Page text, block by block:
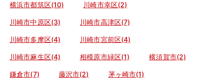
横浜市都筑区(10) 川崎市幸区(2)
川崎市中原区(3) 川崎市高津区(7)
川崎市多摩区(4) 川崎市宮前区(4)
川崎市麻生区(4) 相模原市緑区(1) 横須賀市(2)
鎌倉市(7) 藤沢市(2) 茅ヶ崎市(1)